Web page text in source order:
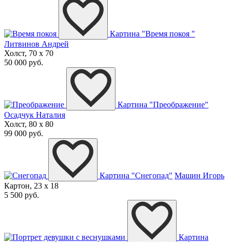
Картина "Время покоя "
Литвинов Андрей
Холст, 70 x 70
50 000 руб.
Картина "Преображение"
Осадчук Наталия
Холст, 80 x 80
99 000 руб.
Картина "Снегопад" Машин Игорь
Картон, 23 x 18
5 500 руб.
Картина